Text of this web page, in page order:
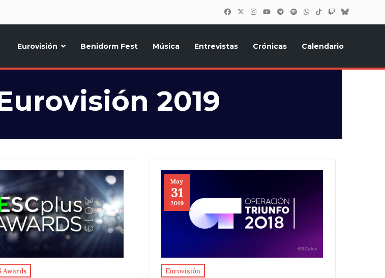
Eurovisión Benidorm Fest Música Entrevistas Crónicas Calendario
2019
Awards
May
31
2019
Eurovisión